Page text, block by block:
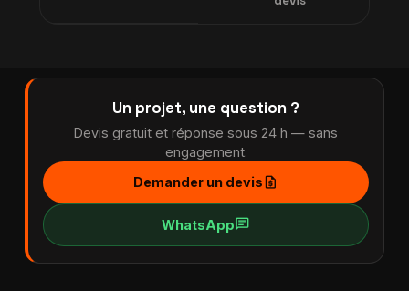
Un projet, une question ?
Devis gratuit et réponse sous 24 h — sans
engagement.
Demander un devisrequest_quote
WhatsAppchat